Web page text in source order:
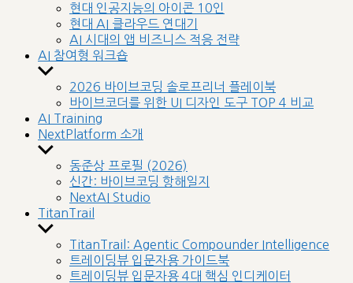
menu현대 인공지능의 아이콘 10인
현대 AI 클라우드 연대기
AI 시대의 앱 비즈니스 적응 전략
AI 참여형 워크숍
Show
sub
menu
2026 바이브코딩 솔로프리너 플레이북
바이브코더를 위한 UI 디자인 도구 TOP 4 비교
AI Training
NextPlatform 소개
Show
sub
menu
동준상 프로필 (2026)
신간: 바이브코딩 항해일지
NextAI Studio
TitanTrail
Show
sub
menu
TitanTrail: Agentic Compounder Intelligence
트레이딩뷰 입문자용 가이드북
트레이딩뷰 입문자용 4대 핵심 인디케이터